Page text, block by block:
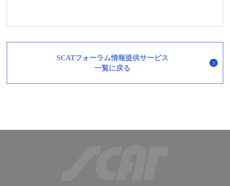
SCATフォーラム情報提供サービス
一覧に戻る